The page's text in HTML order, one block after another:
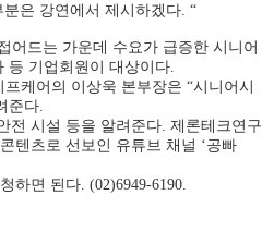
은 강연에서 제시하겠다. “
어드는 가운데 수요가 급증한 시니어
등 기업회원이 대상이다.
케어의 이상욱 본부장은 “시니어시
준다.
전 시설 등을 알려준다. 제론테크연구
텐츠로 선보인 유튜브 채널 ‘공빠
하면 된다. (02)6949-6190.